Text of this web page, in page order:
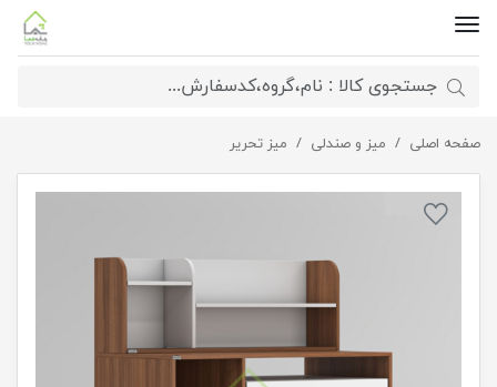
صفحه اصلی میز و صندلی میز تحریر میز تحریر آرمان